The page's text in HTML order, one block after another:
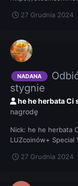
+ 50 000
27 Grudnia 2024
NADANA
stygnie
he he herbata Ci
nagrodę
Nick: he he herbata
LUZcoinów+
27 Grudnia 2024